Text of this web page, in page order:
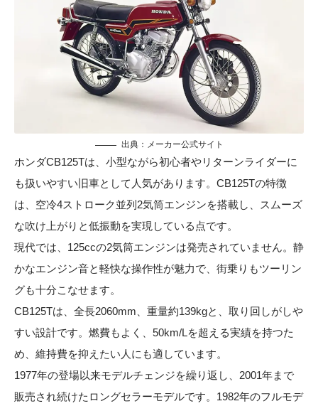
出典：メーカー公式サイト
ホンダCB125Tは、小型ながら初心者やリターンライダーに
も扱いやすい旧車として人気があります。CB125Tの特徴
は、空冷4ストローク並列2気筒エンジンを搭載し、スムーズ
な吹け上がりと低振動を実現している点です。
現代では、125ccの2気筒エンジンは発売されていません。静
かなエンジン音と軽快な操作性が魅力で、街乗りもツーリン
グも十分こなせます。
CB125Tは、全長2060mm、重量約139kgと、取り回しがしや
すい設計です。燃費もよく、50km/Lを超える実績を持つた
め、維持費を抑えたい人にも適しています。
1977年の登場以来モデルチェンジを繰り返し、2001年まで
販売され続けたロングセラーモデルです。1982年のフルモデ